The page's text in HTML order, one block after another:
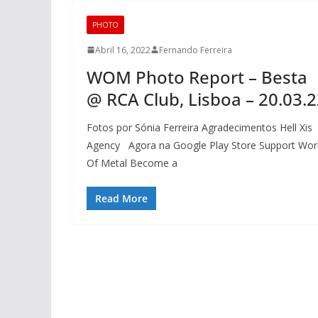
PHOTO
Abril 16, 2022 Fernando Ferreira
WOM Photo Report – Besta
@ RCA Club, Lisboa –
Fotos por Sónia Ferreira Agradecimentos Hell Xis
Agency Agora na Google Play Store Support
Of Metal Become a
Read More